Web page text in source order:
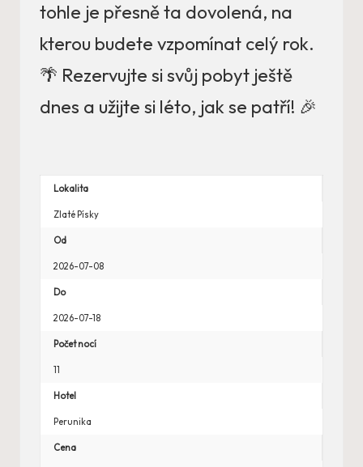
tohle je přesně ta dovolená, na
kterou budete vzpomínat celý rok.
🌴 Rezervujte si svůj pobyt ještě
dnes a užijte si léto, jak se patří! 🎉
Lokalita
Zlaté Písky
Od
2026-07-08
Do
2026-07-18
Počet nocí
11
Hotel
Perunika
Cena